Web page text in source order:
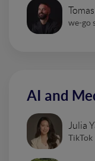
we-go
AI and
Julia
TikTok